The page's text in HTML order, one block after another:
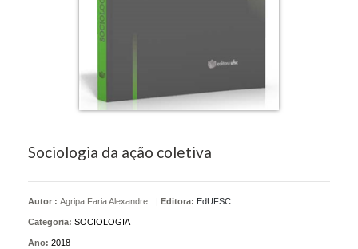
Sociologia da ação coletiva
Autor : Agripa Faria Alexandre | Editora: EdUFSC
Categoria: SOCIOLOGIA
Ano: 2018